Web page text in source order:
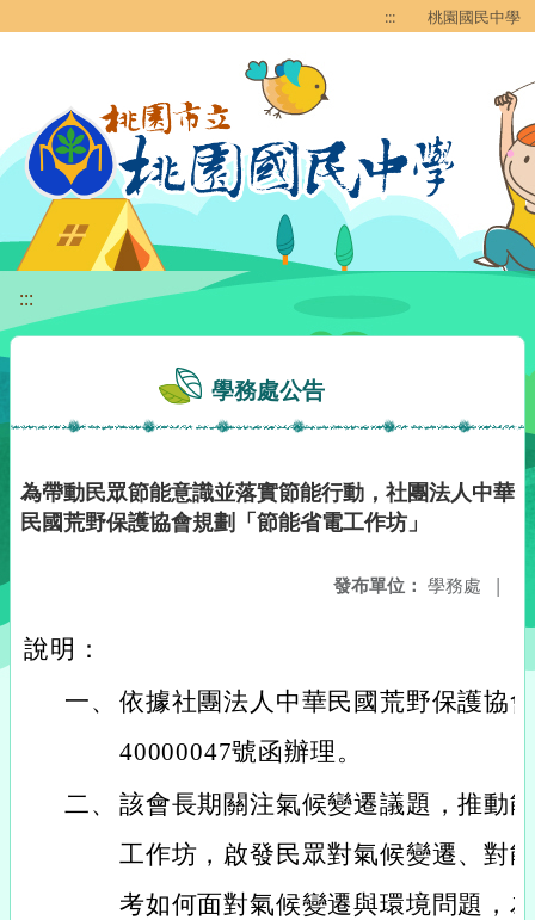
::: 桃園國民中學
:::
學務處公告
為帶動民眾節能意識並落實節能行動，社團法人中華
民國荒野保護協會規劃「節能省電工作坊」
發布單位： 學務處 |
說明：
一、 依據社團法人中華民國荒野保護協
40000047號函辦理。
二、 該會長期關注氣候變遷議題，推動
工作坊，啟發民眾對氣候變遷、對
考如何面對氣候變遷與環境問題，